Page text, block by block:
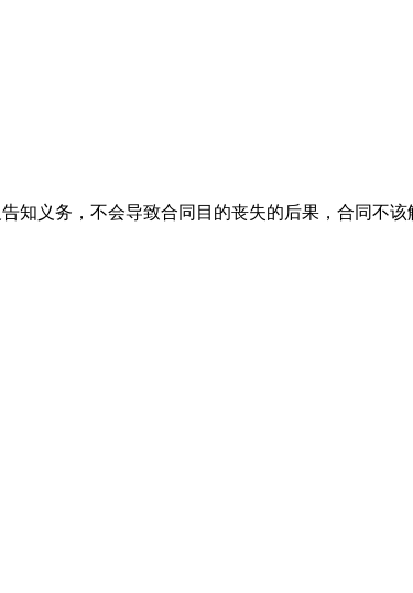
义务，不会导致合同目的丧失的后果，合同不